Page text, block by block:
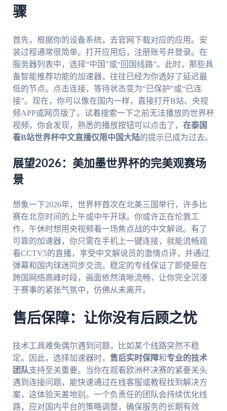
骤
首先，根据你的设备系统，去官网下载对应的应用。安
装过程通常很简单。打开应用后，注册账号并登录。在
服务器列表中，选择“中国”或“回国线路”。此时，那些具
备智能推荐功能的加速器，往往已经为你选好了延迟最
低的节点。点击连接，等待状态变为“已保护”或“已连
接”。现在，你可以像在国内一样，直接打开B站、央视
频APP或网页版了。试着搜索一下之前无法播放的世界杯
视频，你会发现，熟悉的播放按钮可以点击了， 在泰国
看B站世界杯中文直播仅限中国大陆的提示已成为过去。
展望2026：美加墨世界杯的完美观赛场
景
想象一下2026年，世界杯首次在北美三国举行，许多比
赛在北京时间的上午或中午开球。你或许正在伦敦工
作，午休时想用央视频看一场焦点战的中文解说。有了
可靠的加速器，你只需在手机上一键连接，就能流畅观
看CCTV5的直播，享受中文解说员的激情点评，并通过
弹幕和国内球迷同步交流。稳定的专线保证了即使是在
跨国网络高峰时段，画面依然清晰流畅，让你完全沉浸
于赛事的紧张气氛中，仿佛从未离开。
售后保障：让你没有后顾之忧
技术工具难免偶尔遇到问题，比如某个线路突然不稳
定。因此，选择加速器时， 售后实时保障和专业的技术
团队支持至关重要。当你在观看欧洲杯决赛的紧要关头
遇到连接问题，能快速通过在线客服或教程找到解决方
案，这体验天差地别。一个负责任的团队会持续优化线
路，应对国内平台的策略调整，确保服务的长期有效